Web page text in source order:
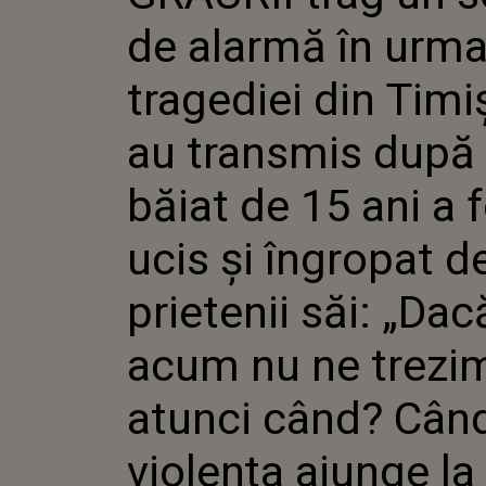
TIMIȘ! CE
DUPĂ CE
ANI A FOST
SĂI:
NE
CÂND?
AJUNGE
NOȘTRI?
TÂRZIU?”
de alarmă în urma
tragediei din
au transmis după
băiat de 15 ani a
ucis și îngropat
prietenii săi:
acum nu ne
atunci când?
violența ajunge